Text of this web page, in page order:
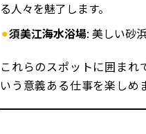
る人々を魅了します。
須美江海水浴場: 美しい砂
これらのスポットに囲まれ
いう意義ある仕事を楽しめ